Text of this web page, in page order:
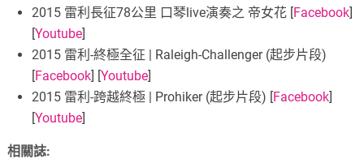
2015 雷利長征78公里 口琴live演奏之 帝女花 [Facebook]
[Youtube]
2015 雷利-終極全征 | Raleigh-Challenger (起步片段)
[Facebook] [Youtube]
2015 雷利-跨越終極 | Prohiker (起步片段) [Facebook]
[Youtube]
相關誌: